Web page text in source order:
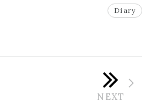
Diary